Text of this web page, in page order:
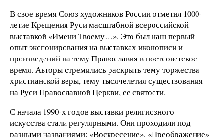
В свое время Союз художников России отметил 1000-
летие Крещения Руси масштабной всероссийской
выставкой «Имени Твоему…». Это был наш первый
опыт экспонирования на выставках иконописи и
произведений на тему Православия в постсоветское
время. Авторы стремились раскрыть тему торжества
христианской веры, тему тысячелетия существования
на Руси Православной Церкви, ее святости.
С начала 1990-х годов выставки религиозного
искусства стали регулярными. Они проходили под
разными названиями: «Воскресение», «Преображение»